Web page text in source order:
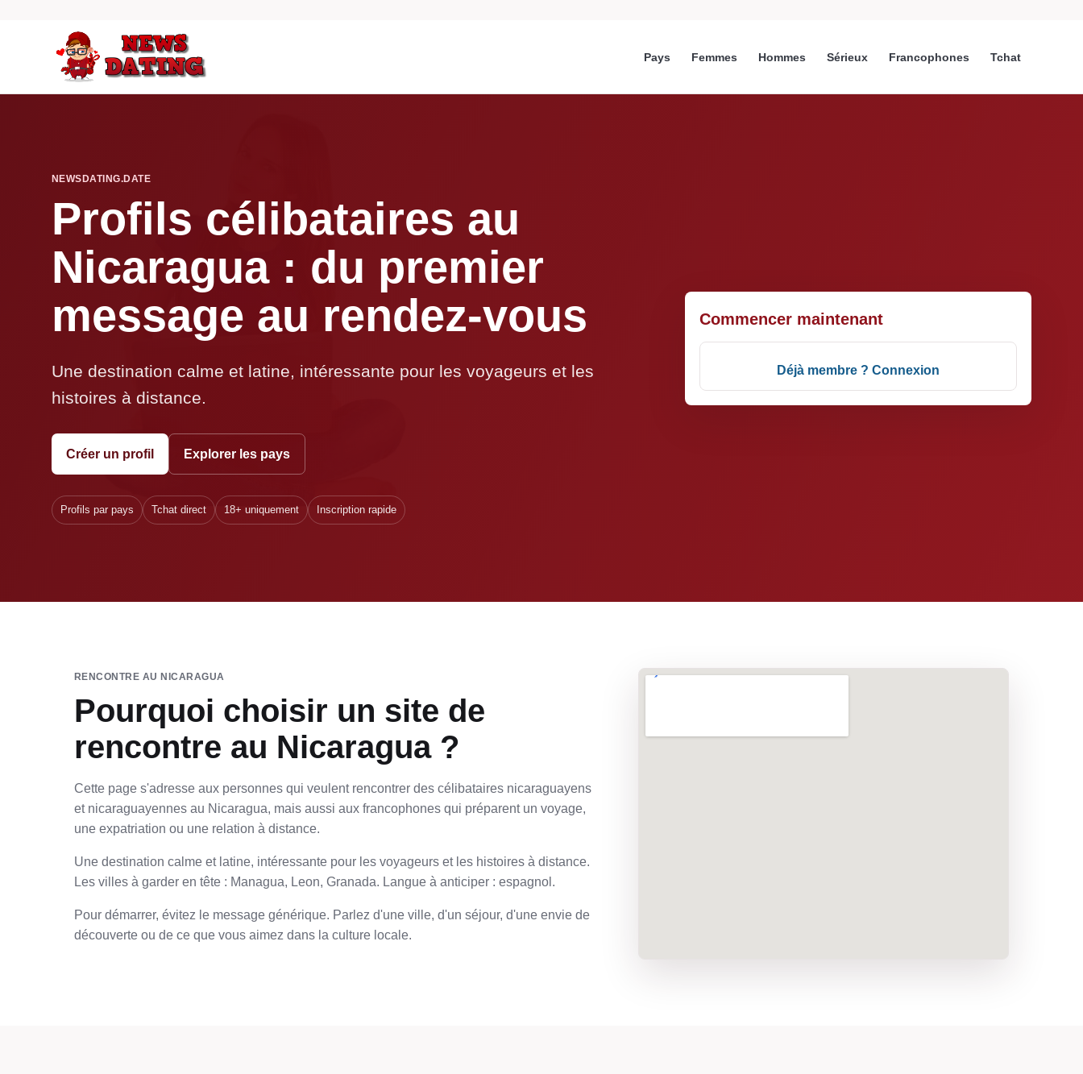
Pays Femmes Hommes Sérieux Francophones Tchat
NEWSDATING.DATE
Profils célibataires au
Nicaragua : du premier
message au rendez-vous
Une destination calme et latine, intéressante pour les voyageurs et les
histoires à distance.
Créer un profil Explorer les pays
Profils par pays Tchat direct 18+ uniquement Inscription rapide
Commencer maintenant
Déjà membre ? Connexion
RENCONTRE AU NICARAGUA
Pourquoi choisir un site de
rencontre au Nicaragua ?
Cette page s'adresse aux personnes qui veulent rencontrer des célibataires nicaraguayens
et nicaraguayennes au Nicaragua, mais aussi aux francophones qui préparent un voyage,
une expatriation ou une relation à distance.
Une destination calme et latine, intéressante pour les voyageurs et les histoires à distance.
Les villes à garder en tête : Managua, Leon, Granada. Langue à anticiper : espagnol.
Pour démarrer, évitez le message générique. Parlez d'une ville, d'un séjour, d'une envie de
découverte ou de ce que vous aimez dans la culture locale.